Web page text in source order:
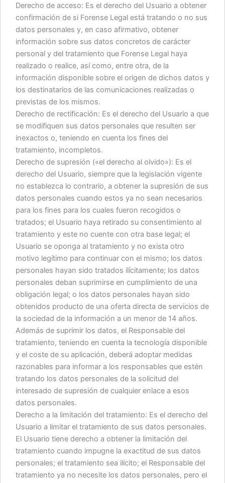
Derecho de acceso: Es el derecho del Usuario a obtener
confirmación de si Forense Legal está tratando o no sus
datos personales y, en caso afirmativo, obtener
información sobre sus datos concretos de carácter
personal y del tratamiento que Forense Legal haya
realizado o realice, así como, entre otra, de la
información disponible sobre el origen de dichos datos y
los destinatarios de las comunicaciones realizadas o
previstas de los mismos.
Derecho de rectificación: Es el derecho del Usuario a que
se modifiquen sus datos personales que resulten ser
inexactos o, teniendo en cuenta los fines del
tratamiento, incompletos.
Derecho de supresión («el derecho al olvido»): Es el
derecho del Usuario, siempre que la legislación vigente
no establezca lo contrario, a obtener la supresión de sus
datos personales cuando estos ya no sean necesarios
para los fines para los cuales fueron recogidos o
tratados; el Usuario haya retirado su consentimiento al
tratamiento y este no cuente con otra base legal; el
Usuario se oponga al tratamiento y no exista otro
motivo legítimo para continuar con el mismo; los datos
personales hayan sido tratados ilícitamente; los datos
personales deban suprimirse en cumplimiento de una
obligación legal; o los datos personales hayan sido
obtenidos producto de una oferta directa de servicios de
la sociedad de la información a un menor de 14 años.
Además de suprimir los datos, el Responsable del
tratamiento, teniendo en cuenta la tecnología disponible
y el coste de su aplicación, deberá adoptar medidas
razonables para informar a los responsables que estén
tratando los datos personales de la solicitud del
interesado de supresión de cualquier enlace a esos
datos personales.
Derecho a la limitación del tratamiento: Es el derecho del
Usuario a limitar el tratamiento de sus datos personales.
El Usuario tiene derecho a obtener la limitación del
tratamiento cuando impugne la exactitud de sus datos
personales; el tratamiento sea ilícito; el Responsable del
tratamiento ya no necesite los datos personales, pero el